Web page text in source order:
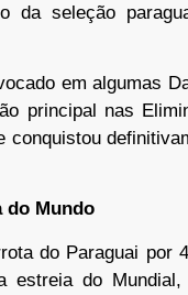
da seleção
em algumas
principal nas
conquistou
do Mundo
do Paraguai por
estreia do Mundial,